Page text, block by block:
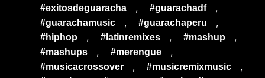
#exitosdeguaracha , #guarachadf ,
#guarachamusic , #guarachaperu ,
#hiphop , #latinremixes , #mashup ,
#mashups , #merengue ,
#musicacrossover , #musicremixmusic ,